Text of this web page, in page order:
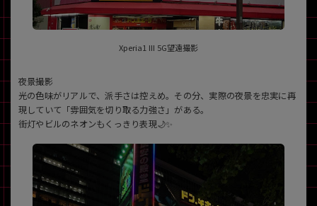
Xperia1 III 5G望遠撮影
夜景撮影
光の色味がリアルで、派手さは控えめ。その分、実際の夜景を忠実に再
現していて「雰囲気を切り取る力強さ」がある。
街灯やビルのネオンもくっきり表現🌙✨